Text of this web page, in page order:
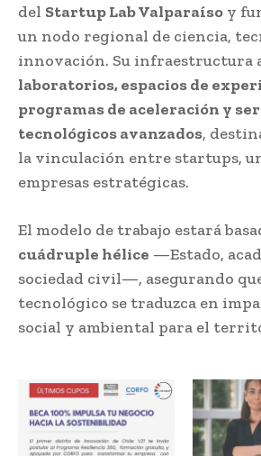
del Startup Lab Valparaíso y
un nodo regional de ciencia,
innovación. Su infraestructura
laboratorios, espacios de
programas de aceleración y
tecnológicos avanzados,
la vinculación entre startups,
empresas estratégicas.
El modelo de trabajo estará
cuádruple hélice —Estado,
sociedad civil—, asegurando
tecnológico se traduzca en
social y ambiental para el